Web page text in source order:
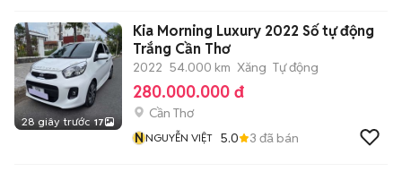
28 giây trước 17
Kia Morning Luxury 2022 Số tự động
Trắng Cần Thơ
2022 54.000 km Xăng Tự động
280.000.000 đ
Cần Thơ
NNGUYỄN VIỆT 5.0 3 đã bán